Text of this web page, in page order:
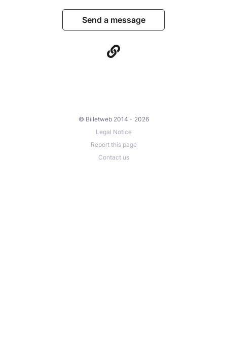
Send a message
© Billetweb 2014 - 2026
Legal Notice
Report this page
Contact us